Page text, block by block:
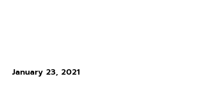
January 23, 2021